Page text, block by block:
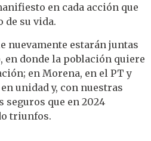
en cada acción que
de su vida.
nuevamente estarán juntas
en donde la población quiere
en Morena, en el PT y
unidad y, con nuestras
seguros que en 2024
triunfos.